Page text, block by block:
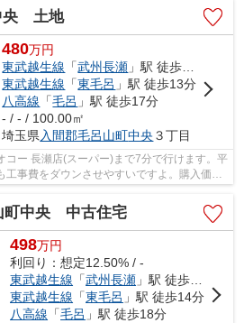
央 土地
480万円
東武越生線 「武州長瀬 」駅 徒歩8分
東武越生線 「東毛呂 」駅 徒歩13分
八高線 「毛呂 」駅 徒歩17分
- / - / 100.00㎡
埼玉県 入間郡毛呂山町中央 ３丁目
コー 長瀬店(スーパー)まで7分で行けます。平
事費をダウンさせやすいですよ。購入価格
ご検討してみては...
町中央 中古住宅
498万円
利回り：想定12.50% / -
東武越生線 「武州長瀬 」駅 徒歩6分
東武越生線 「東毛呂 」駅 徒歩14分
八高線 「毛呂 」駅 徒歩18分